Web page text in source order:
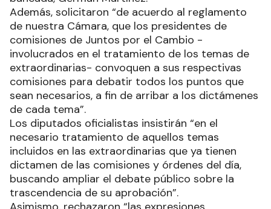
Además, solicitaron “de acuerdo al reglamento
de nuestra Cámara, que los presidentes de
comisiones de Juntos por el Cambio -
involucrados en el tratamiento de los temas de
extraordinarias- convoquen a sus respectivas
comisiones para debatir todos los puntos que
sean necesarios, a fin de arribar a los dictámenes
de cada tema”.
Los diputados oficialistas insistirán “en el
necesario tratamiento de aquellos temas
incluidos en las extraordinarias que ya tienen
dictamen de las comisiones y órdenes del día,
buscando ampliar el debate público sobre la
trascendencia de su aprobación”.